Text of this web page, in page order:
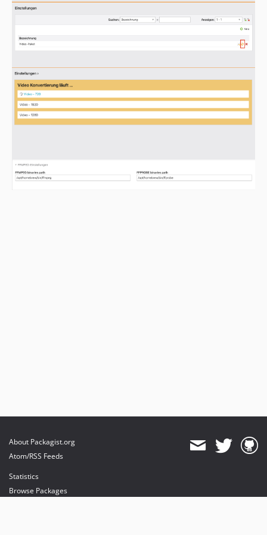
About Packagist.org
Atom/RSS Feeds
Statistics
Browse Packages